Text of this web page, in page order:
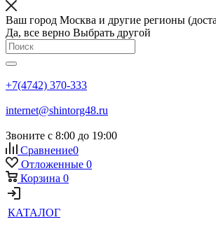
Ваш город Москва и другие регионы
Да, все верно Выбрать другой
+7(4742) 370-333
internet@shintorg48.ru
Звоните с 8:00 до 19:00
Сравнение0
Отложенные 0
Корзина 0
КАТАЛОГ